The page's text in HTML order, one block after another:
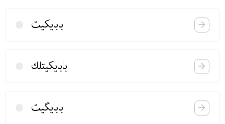
بابایكیت
بابایكیتلك
بابایگیت